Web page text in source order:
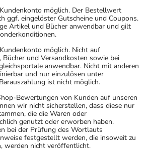
möglich. Der Bestellwert
ggf. eingelöster Gutscheine und Coupons.
Artikel und Bücher anwendbar und gilt
möglich. Nicht auf
und Versandkosten sowie bei
anwendbar. Nicht mit anderen
und nur einzulösen unter
ist nicht möglich.
Bewertungen von Kunden auf unseren
wir nicht sicherstellen, dass diese nur
die die Waren oder
genutzt oder erworben haben.
bei der Prüfung des Wortlauts
festgestellt werden, die insoweit zu
werden nicht veröffentlicht.